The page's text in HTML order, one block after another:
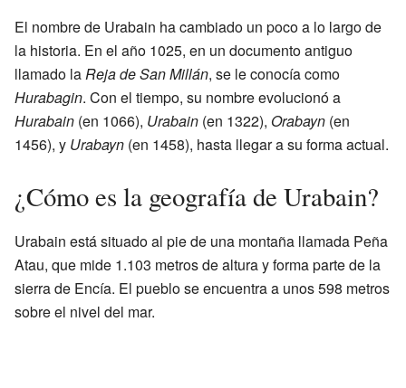
El nombre de Urabain ha cambiado un poco a lo largo de
la historia. En el año 1025, en un documento antiguo
llamado laReja de San Millán, se le conocía como
Hurabagin. Con el tiempo, su nombre evolucionó a
Hurabain (en 1066), Urabain (en 1322), Orabayn (en
1456), y Urabayn (en 1458), hasta llegar a su forma actual.
¿Cómo es la geografía de Urabain?
Urabain está situado al pie de una montaña llamada Peña
Atau, que mide 1.103 metros de altura y forma parte de la
sierra de Encía. El pueblo se encuentra a unos 598 metros
sobre el nivel del mar.